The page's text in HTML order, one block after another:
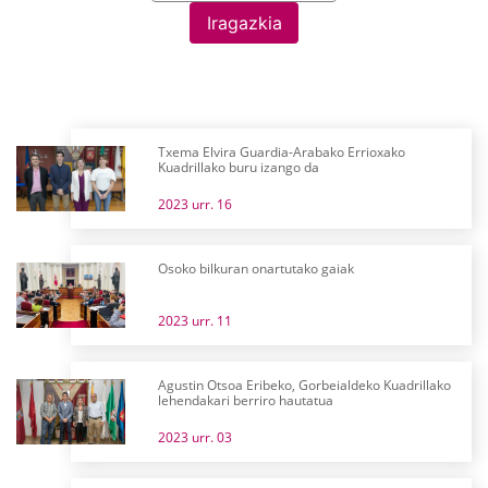
Iragazkia
Txema Elvira Guardia-Arabako Errioxako
Kuadrillako buru izango da
2023 urr. 16
Osoko bilkuran onartutako gaiak
2023 urr. 11
Agustin Otsoa Eribeko, Gorbeialdeko Kuadrillako
lehendakari berriro hautatua
2023 urr. 03